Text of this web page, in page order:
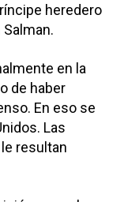
heredero
en la
de haber
En eso se
Las
resultan